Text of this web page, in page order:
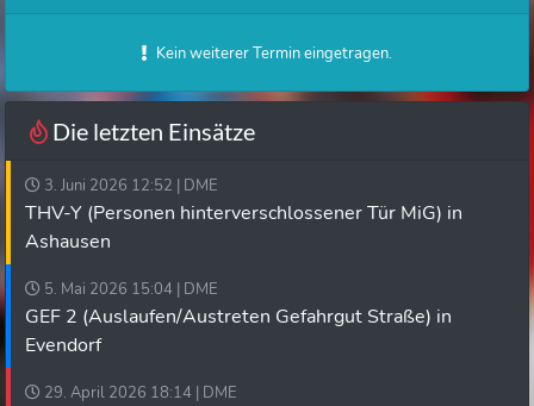
Kein weiterer Termin eingetragen.
Die letzten Einsätze
3. Juni 2026 12:52 | DME
THV-Y (Personen hinterverschlossener Tür MiG) in
Ashausen
5. Mai 2026 15:04 | DME
GEF 2 (Auslaufen/Austreten Gefahrgut Straße) in
Evendorf
29. April 2026 18:14 | DME